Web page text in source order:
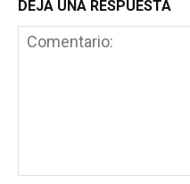
DEJA UNA RESPUESTA